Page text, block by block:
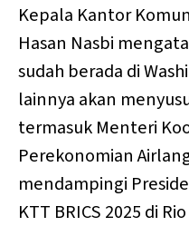
Kepala Kantor
Hasan Nasbi
sudah berada di
lainnya akan
termasuk Menteri
Perekonomian
mendampingi
KTT BRICS 2025 di